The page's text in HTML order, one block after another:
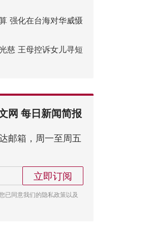
强化在台海对华威慑
慈 王母控诉女儿寻短
网 每日新闻简报
邮箱，周一至周五
立即订阅
已同意我们的隐私政策以及